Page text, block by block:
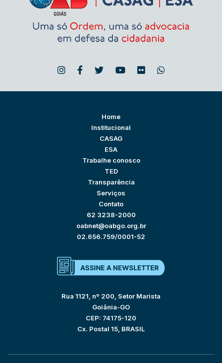
Home
Institucional
CASAG
ESA
Trabalhe conosco
TED
Transparência
Serviços
Contato
62 3238-2000
oabnet@oabgo.org.br
02.656.759/0001-52
Rua 1121, nº 200, Setor Marista
Goiânia-GO
CEP: 74175-120
Cx. Postal 15, BRASIL